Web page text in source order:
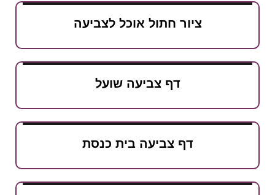
ציור חתול אוכל לצביעה
דף צביעה שועל
דף צביעה בית כנסת